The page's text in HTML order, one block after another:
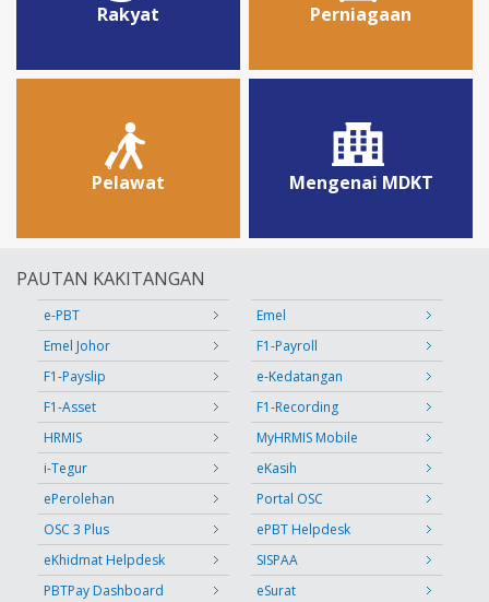
Rakyat Perniagaan
Pelawat Mengenai MDKT
PAUTAN KAKITANGAN
e-PBT
Emel
Emel Johor
F1-Payroll
F1-Payslip
e-Kedatangan
F1-Asset
F1-Recording
HRMIS
MyHRMIS Mobile
i-Tegur
eKasih
ePerolehan
Portal OSC
OSC 3 Plus
ePBT Helpdesk
eKhidmat Helpdesk
SISPAA
PBTPay Dashboard
eSurat